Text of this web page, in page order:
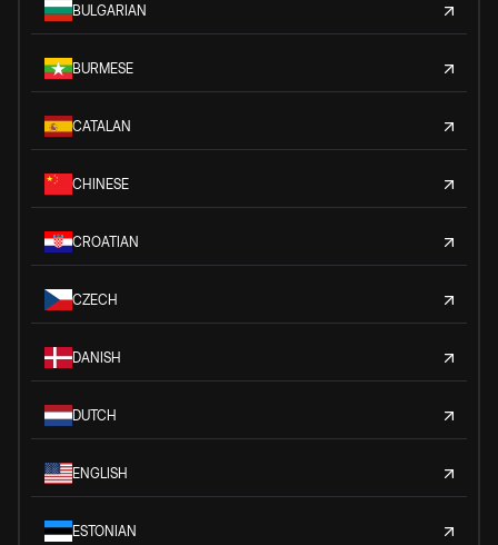
BULGARIAN
BURMESE
CATALAN
CHINESE
CROATIAN
CZECH
DANISH
DUTCH
ENGLISH
ESTONIAN